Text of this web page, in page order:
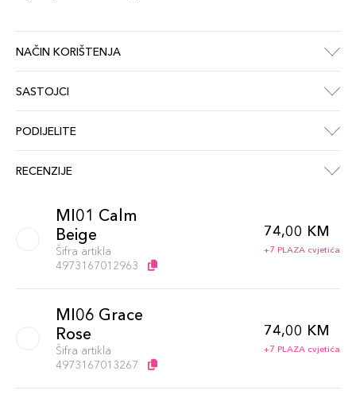
NAČIN KORIŠTENJA
SASTOJCI
PODIJELITE
RECENZIJE
MI01 Calm
Beige
Šifra artikla
4973167012963
74,00 KM
+7 PLAZA cvjetića
MI06 Grace
Rose
Šifra artikla
4973167013267
74,00 KM
+7 PLAZA cvjetića